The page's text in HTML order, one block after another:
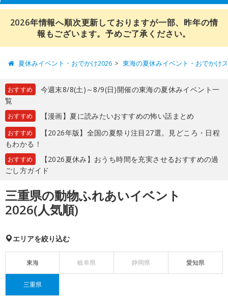
2026年情報へ順次更新しておりますが一部、昨年の情
報もございます。予めご了承ください。
夏休みイベント・おでかけ2026 東海の夏休みイベント・おでかけ
おすすめ
今週末8/8(土)～8/9(日)開催の東海の夏休みイベント一
覧
おすすめ 【漫画】夏に読みたいおすすめの怖い話まとめ
おすすめ
【2026年版】全国の夏祭り注目27選。見どころ・日程
もわかる！
おすすめ
【2026夏休み】おうち時間を充実させるおすすめの過
ごし方ガイド
三重県の動物ふれあいイベント
2026(人気順)
エリアを絞り込む
東海 岐阜県 静岡県 愛知県
三重県